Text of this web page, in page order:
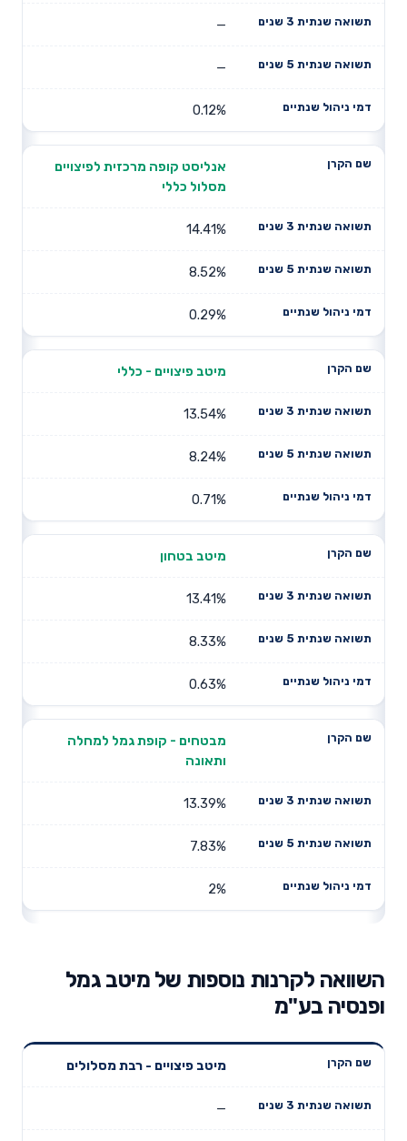
שנים
—
—
0.12%
אנליסט קופה מרכזית לפיצויים
מסלול כללי
14.41%
8.52%
0.29%
מיטב פיצויים - כללי
13.54%
8.24%
0.71%
מיטב בטחון
13.41%
8.33%
0.63%
מבטחים - קופת גמל למחלה
ותאונה
13.39%
7.83%
2%
השוואה לקרנות נוספות של מיטב גמל
ופנסיה בע"מ
שנים
תשואה
דמי ניהול
מיטב פיצויים - רבת מסלולים
—